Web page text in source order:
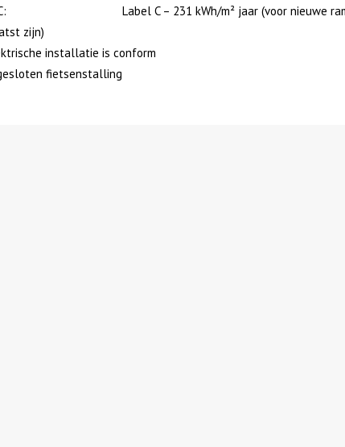
Label C – 231 kWh/m² jaar (voor nieuwe
zijn)
installatie is conform
fietsenstalling